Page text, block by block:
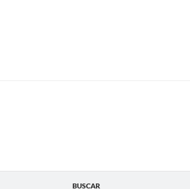
BUSCAR